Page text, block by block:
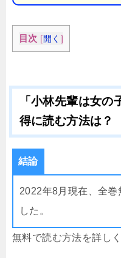
目次 [開く ]
「小林先輩は女
得に読む方法は？
結論
2022年8月現在、全巻
した。
無料で読む方法を詳し